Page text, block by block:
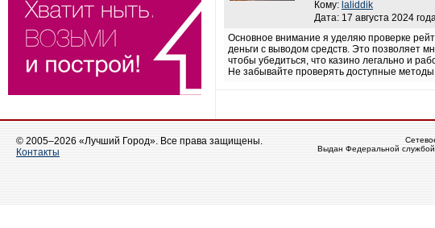
Кому: laliddik
Дата: 17 августа 2024
Основное внимание я уделяю проверке
деньги с выводом средств. Это позволяет
чтобы убедиться, что казино легально и
Не забывайте проверять доступные
© 2005–2026 «Лучший Город». Все права защищены.
Контакты
Выдан Федеральной службой